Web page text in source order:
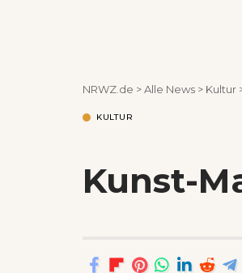
NRWZ.de >Alle News > Kultur
KULTUR
Kunst-